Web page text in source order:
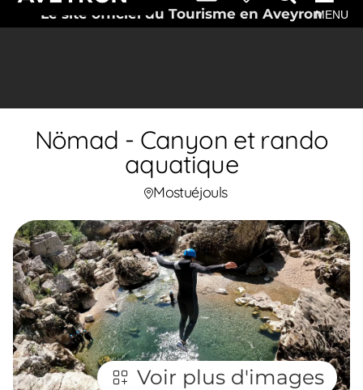
Le site officiel du Tourisme en AveyronMENU
Nömad - Canyon et rando
aquatique
Mostuéjouls
Voir plus d'images